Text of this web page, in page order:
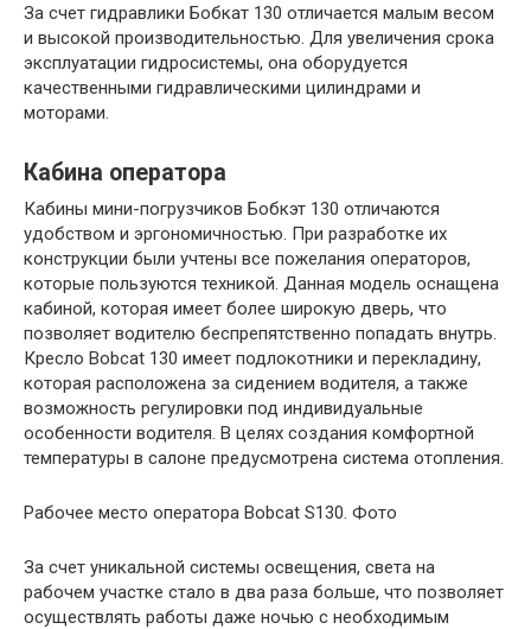
За счет гидравлики Бобкат 130 отличается малым весом
и высокой производительностью. Для увеличения срока
эксплуатации гидросистемы, она оборудуется
качественными гидравлическими цилиндрами и
моторами.
Кабина оператора
Кабины мини-погрузчиков Бобкэт 130 отличаются
удобством и эргономичностью. При разработке их
конструкции были учтены все пожелания операторов,
которые пользуются техникой. Данная модель оснащена
кабиной, которая имеет более широкую дверь, что
позволяет водителю беспрепятственно попадать внутрь.
Кресло Bobcat 130 имеет подлокотники и перекладину,
которая расположена за сидением водителя, а также
возможность регулировки под индивидуальные
особенности водителя. В целях создания комфортной
температуры в салоне предусмотрена система отопления.
Рабочее место оператора Bobcat S130. Фото
За счет уникальной системы освещения, света на
рабочем участке стало в два раза больше, что позволяет
осуществлять работы даже ночью с необходимым